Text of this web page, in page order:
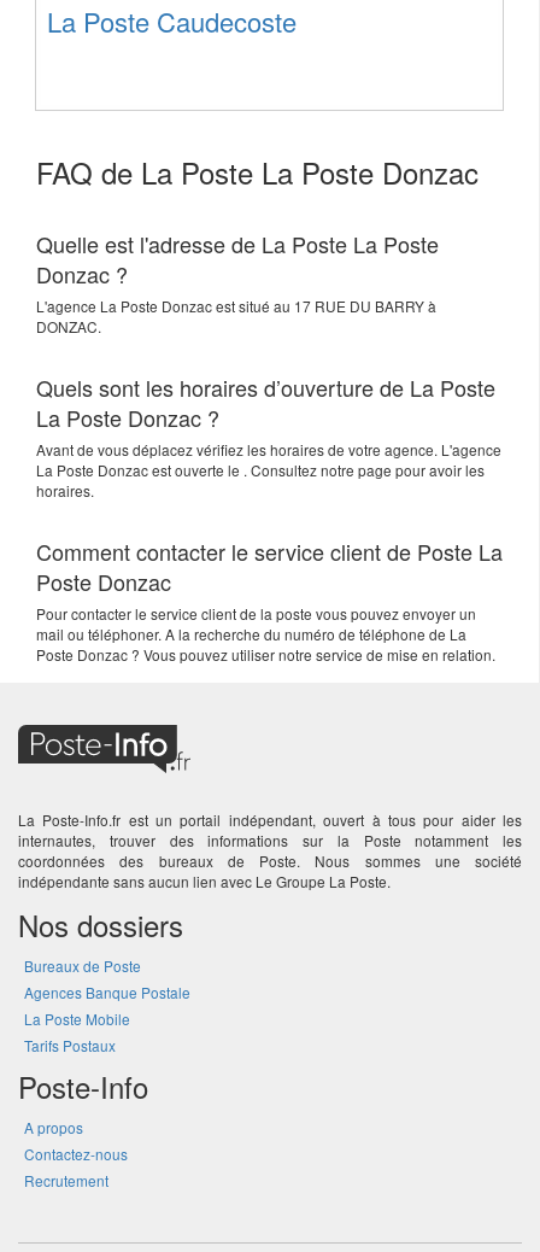
La Poste Caudecoste
FAQ de La Poste La Poste Donzac
Quelle est l'adresse de La Poste La Poste
Donzac ?
L'agence La Poste Donzacest situé au 17 RUE DU BARRYà
DONZAC.
Quels sont les horaires d’ouverture de La Poste
La Poste Donzac ?
Avant de vous déplacez vérifiez les horaires de votre agence. L'agence
La Poste Donzac est ouverte le . Consultez notre page pour avoir les
horaires.
Comment contacter le service client de Poste La
Poste Donzac
Pour contacter le service client de la poste vous pouvez envoyer un
mail ou téléphoner. A la recherche du numéro de téléphone de La
Poste Donzac ? Vous pouvez utiliser notre service de mise en relation.
La Poste-Info.fr est un portail indépendant, ouvert à tous pour aider les
internautes, trouver des informations sur la Poste notamment les
coordonnées des bureaux de Poste. Nous sommes une société
indépendante sans aucun lien avec Le Groupe La Poste.
Nos dossiers
Bureaux de Poste
Agences Banque Postale
La Poste Mobile
Tarifs Postaux
Poste-Info
A propos
Contactez-nous
Recrutement